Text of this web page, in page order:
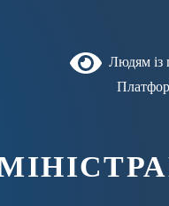
Людям із